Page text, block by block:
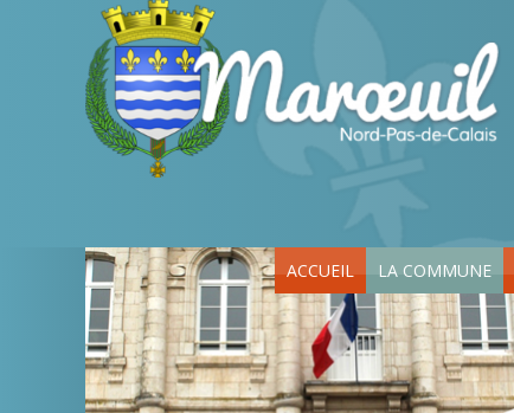
ACCUEIL LA COMMUNE